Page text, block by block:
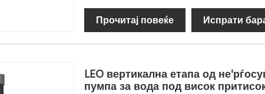
Прочитај повеќе Испрати
LEO вертикална етапа од
пумпа за вода под висок